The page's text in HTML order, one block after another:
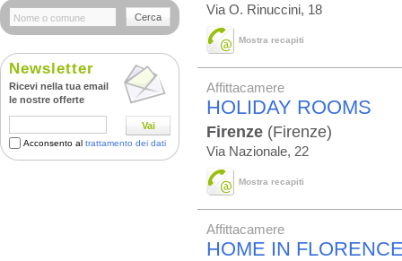
Via O. Rinuccini, 18
Mostra recapiti
Affittacamere
HOLIDAY ROOMS
Firenze (Firenze)
Via Nazionale, 22
Mostra recapiti
Affittacamere
HOME IN
Cerca
Newsletter
Ricevi nella tua email
le nostre offerte
Vai
Acconsento al trattamento dei dati